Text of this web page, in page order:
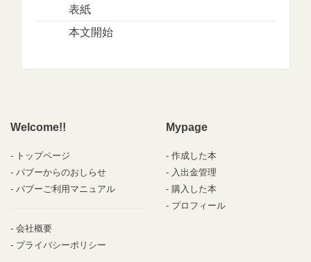
表紙
本文開始
Welcome!!
トップページ
パブーからのおしらせ
パブーご利用マニュアル
会社概要
プライバシーポリシー
Mypage
作成した本
入出金管理
購入した本
プロフィール